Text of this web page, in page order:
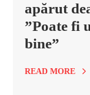
apărut
”Poate fi
bine”
READ MORE